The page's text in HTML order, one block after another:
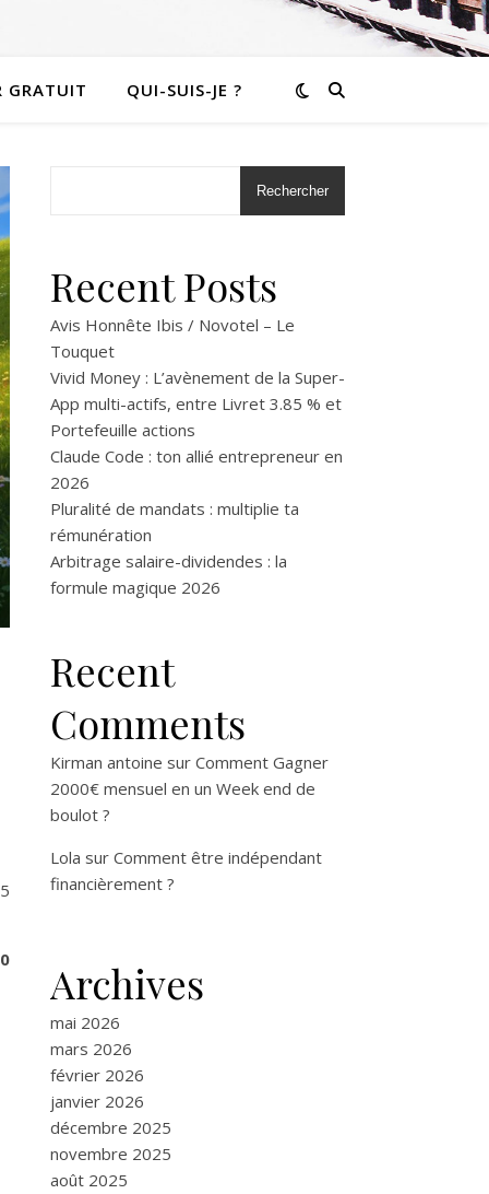
GRATUIT QUI-SUIS-JE ?
Rechercher
Recent Posts
Avis Honnête Ibis / Novotel – Le
Touquet
Vivid Money : L’avènement de la Super-
App multi-actifs, entre Livret 3.85 % et
Portefeuille actions
Claude Code : ton allié entrepreneur en
2026
Pluralité de mandats : multiplie ta
rémunération
Arbitrage salaire-dividendes : la
formule magique 2026
Recent
Comments
Kirman antoine sur Comment Gagner
2000€ mensuel en un Week end de
boulot ?
Lola sur Comment être indépendant
financièrement ?
Archives
mai 2026
mars 2026
février 2026
janvier 2026
décembre 2025
novembre 2025
août 2025